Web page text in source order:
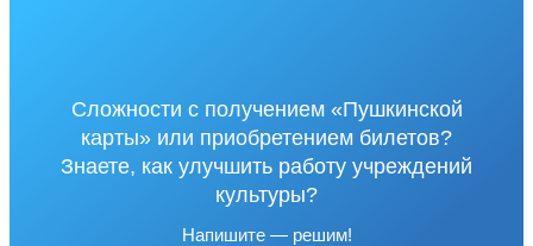
Сложности с получением «Пушкинской
карты» или приобретением билетов?
Знаете, как улучшить работу учреждений
культуры?
Напишите — решим!